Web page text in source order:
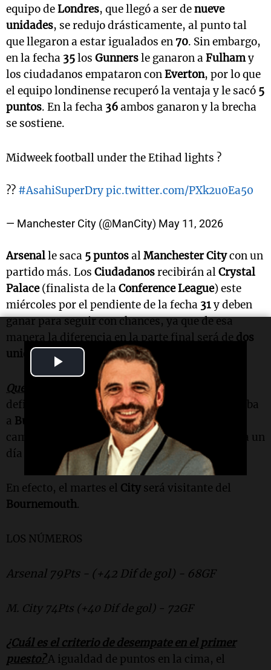
Play
Video
equipo deLondres, que llegó a ser denueve
unidades, se redujo drásticamente, al punto tal
que llegaron a estar igualados en70. Sin embargo,
en la fecha 35los Gunnersle ganaron aFulhamy
los ciudadanos empataron conEverton, por lo que
el equipo londinense recuperó la ventaja y le sacó 5
puntos. En la fecha 36ambos ganaron y la brecha
se sostiene.
Midweek football under the Etihad lights ?
?? #AsahiSuperDrypic.twitter.com/PXk2u0Ea50
— Manchester City (@ManCity) May 11, 2026
Arsenalle saca 5 puntosalManchester Citycon un
partido más. Los Ciudadanosrecibirán alCrystal
Palace(finalista de laConference League) este
miércoles por el pendiente de la fecha 31y deben
ganar para seguir con chances, ya que de esa
manera la diferencia en la parte final será de dos
unidades con seis en juego.
Qué pasa si el City pierde.La Premier
definirse el próximo lunes, cuando
reciba
a Burnley
, puesto que con una victoria será
campeón, independientemente de lo que suceda un
día después.
En efecto, el martes el City será visitante del
Bournemouth.
LOS NÚMEROS
Arsenal 79Pts - (+42 Dif de gol) - 68GF
M. City 74Pts (+40 Dif de gol) - 72GF
¿Cuál es el criterio de desempate en el primer
puesto?A igualdad de puntos en la cima, el